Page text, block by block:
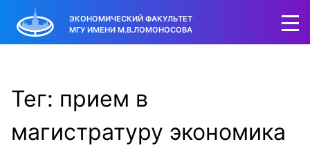
ЭКОНОМИЧЕСКИЙ ФАКУЛЬТЕТ
МГУ ИМЕНИ М.В.ЛОМОНОСОВА
Тег: прием в
магистратуру экономика